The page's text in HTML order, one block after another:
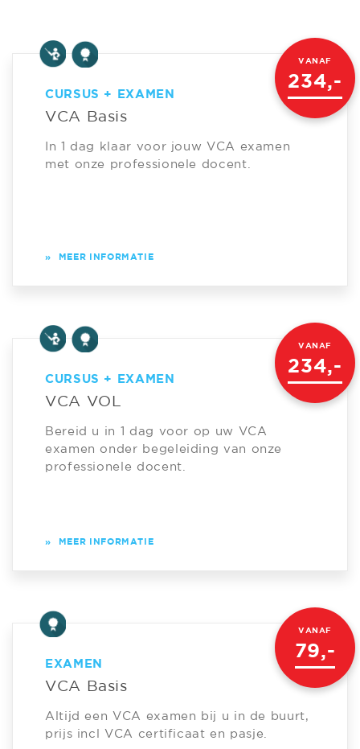
CURSUS + EXAMEN
VCA Basis
In 1 dag klaar voor jouw VCA examen
met onze professionele docent.
VANAF
234,-
» MEER INFORMATIE
CURSUS + EXAMEN
VCA VOL
Bereid u in 1 dag voor op uw VCA
examen onder begeleiding van onze
professionele docent.
VANAF
234,-
» MEER INFORMATIE
EXAMEN
VCA Basis
Altijd een VCA examen bij u in de buurt,
prijs incl VCA certificaat en pasje.
VANAF
79,-